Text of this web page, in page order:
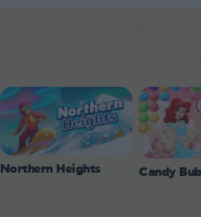
Northern Heights Candy